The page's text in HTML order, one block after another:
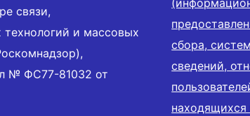
связи,
и массовых
№ ФС77-81032 от
сбора,
сведений,
находящихся